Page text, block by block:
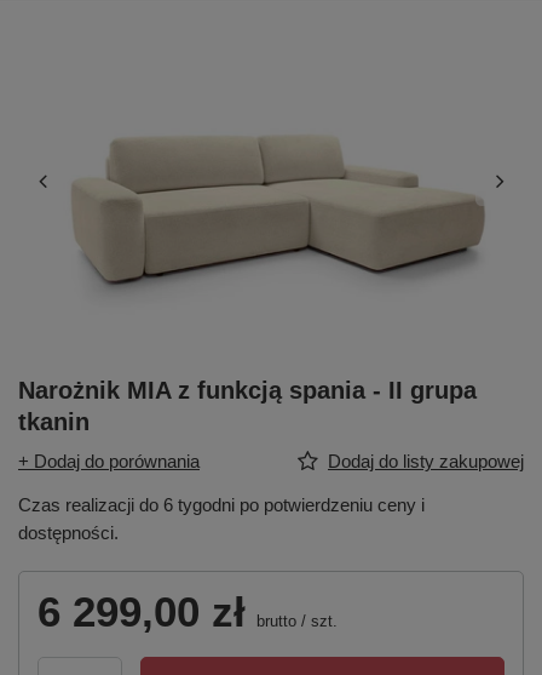
Narożnik MIA z funkcją spania - II grupa
tkanin
+ Dodaj do porównania Dodaj do listy zakupowej
Czas realizacji do 6 tygodni po potwierdzeniu ceny i
dostępności.
6 299,00 zł brutto / szt.